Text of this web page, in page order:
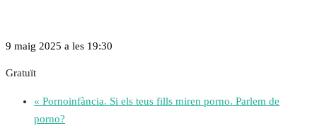
9 maig 2025 a les 19:30
Gratuït
« Pornoinfància. Si els teus fills miren porno. Parlem de
porno?